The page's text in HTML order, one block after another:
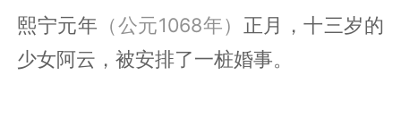
熙宁元年 （公元1068年） 正月，十三岁的
少女阿云，被安排了一桩婚事。